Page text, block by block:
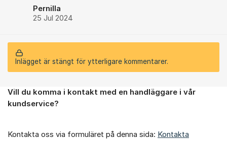
Pernilla
25 Jul 2024
Inlägget är stängt för ytterligare kommentarer.
Om forumet
Vill du komma i kontakt med en handläggare i vår
kundservice?
Kontakta oss via formuläret på denna sida: Kontakta